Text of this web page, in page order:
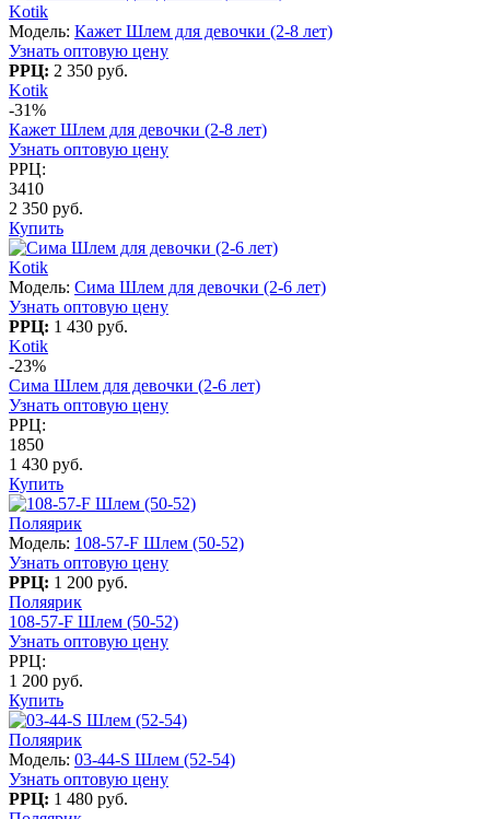
Kotik
Модель: Кажет Шлем для девочки (2-8 лет)
Узнать оптовую цену
РРЦ: 2 350 руб.
Kotik
-31%
Кажет Шлем для девочки (2-8 лет)
Узнать оптовую цену
РРЦ:
3410
2 350 руб.
Купить
Kotik
Модель: Сима Шлем для девочки (2-6 лет)
Узнать оптовую цену
РРЦ: 1 430 руб.
Kotik
-23%
Сима Шлем для девочки (2-6 лет)
Узнать оптовую цену
РРЦ:
1850
1 430 руб.
Купить
Поляярик
Модель: 108-57-F Шлем (50-52)
Узнать оптовую цену
РРЦ: 1 200 руб.
Поляярик
108-57-F Шлем (50-52)
Узнать оптовую цену
РРЦ:
1 200 руб.
Купить
Поляярик
Модель: 03-44-S Шлем (52-54)
Узнать оптовую цену
РРЦ: 1 480 руб.